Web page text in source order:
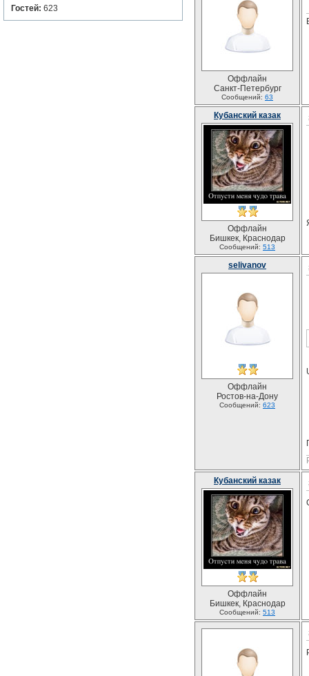
Гостей: 623
Оффлайн
Санкт-Петербург
Сообщений: 63
Кубанский казак
Оффлайн
Бишкек, Краснодар
Сообщений: 513
selivanov
Оффлайн
Ростов-на-Дону
Сообщений: 623
Кубанский казак
Оффлайн
Бишкек, Краснодар
Сообщений: 513